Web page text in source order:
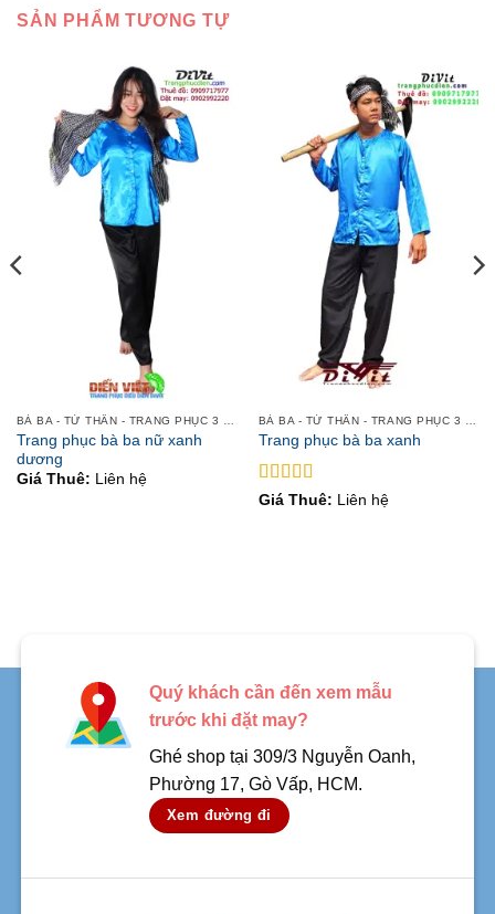
SẢN PHẨM TƯƠNG TỰ
Trang phục bà ba nữ xanh
dương
Giá Thuê:
Liên hệ
Trang phục bà ba xanh
Được xếp
Giá Thuê: Liên hệ
Quý khách cần đến xem mẫu
trước khi đặt may?
Ghé shop tại 309/3 Nguyễn Oanh,
Phường 17, Gò Vấp, HCM.
Xem đường đi